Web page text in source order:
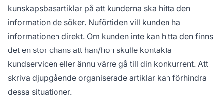
kunskapsbasartiklar på att kunderna ska hitta den
information de söker. Nuförtiden vill kunden ha
informationen direkt. Om kunden inte kan hitta den finns
det en stor chans att han/hon skulle kontakta
kundservicen eller ännu värre gå till din konkurrent. Att
skriva djupgående organiserade artiklar kan förhindra
dessa situationer.